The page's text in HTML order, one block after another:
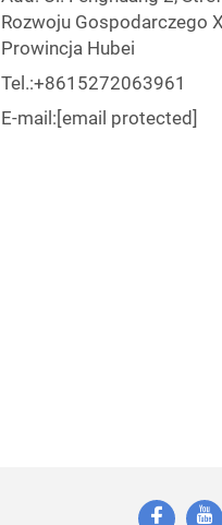
Rozwoju Gospodarczego
Prowincja Hubei
Tel.:+8615272063961
E-mail: [email protected]